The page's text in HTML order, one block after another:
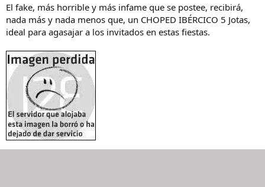
El fake, más horrible y más infame que se postee, recibirá,
nada más y nada menos que, un CHOPED IBÉRCICO 5 Jotas,
ideal para agasajar a los invitados en estas fiestas.